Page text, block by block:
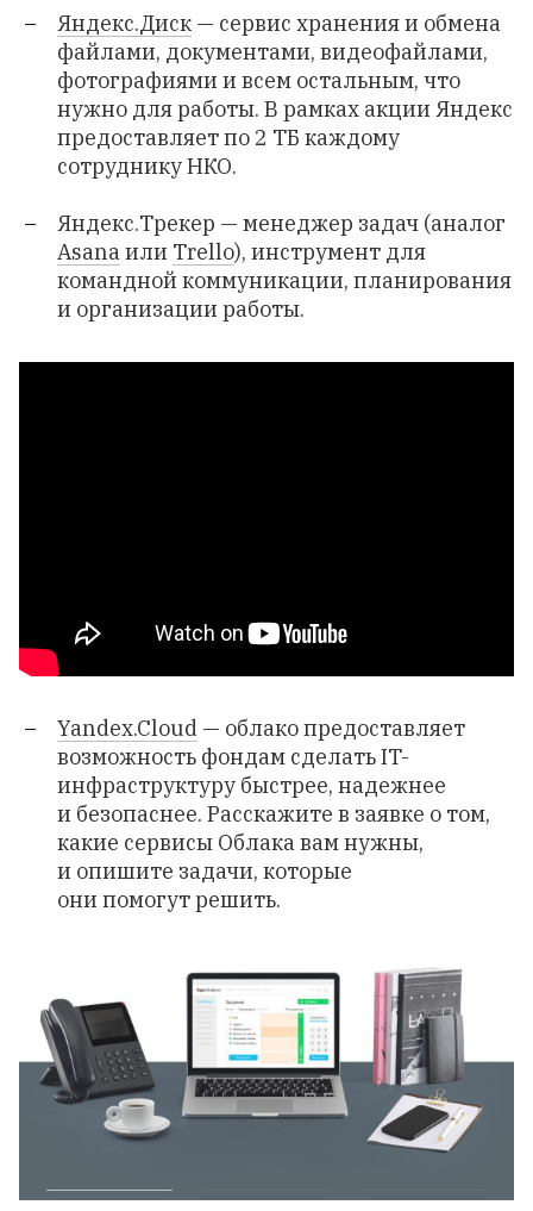
Яндекс.Диск — сервис хранения и обмена
файлами, документами, видеофайлами,
фотографиями и всем остальным, что
нужно для работы. В рамках акции Яндекс
предоставляет по 2 ТБ каждому
сотруднику НКО.
Яндекс.Трекер — менеджер задач (аналог
Asanaили Trello), инструмент для
командной коммуникации, планирования
и организации работы.
Yandex.Cloud — облако предоставляет
возможность фондам сделать IT-
инфраструктуру быстрее, надежнее
и безопаснее. Расскажите в заявке о том,
какие сервисы Облака вам нужны,
и опишите задачи, которые
они помогут решить.